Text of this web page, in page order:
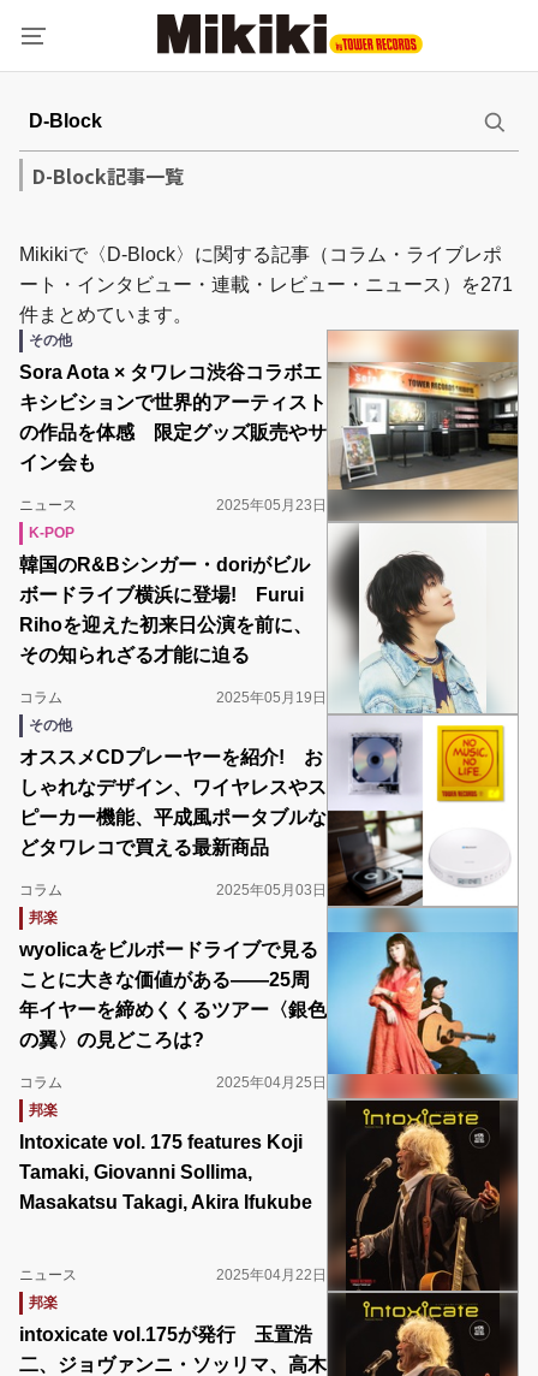
D-Block記事一覧
Mikikiで〈D-Block〉に関する記事（コラム・ライブレポ
ート・インタビュー・連載・レビュー・ニュース）を271
件まとめています。
その他
Sora Aota × タワレコ渋谷コラボエ
キシビションで世界的アーティスト
の作品を体感 限定グッズ販売やサ
イン会も
ニュース
2025年05月23日
K-POP
韓国のR&Bシンガー・doriがビル
ボードライブ横浜に登場! Furui
Rihoを迎えた初来日公演を前に、
その知られざる才能に迫る
コラム
2025年05月19日
その他
オススメCDプレーヤーを紹介! お
しゃれなデザイン、ワイヤレスやス
ピーカー機能、平成風ポータブルな
どタワレコで買える最新商品
コラム
2025年05月03日
邦楽
wyolicaをビルボードライブで見る
ことに大きな価値がある――25周
年イヤーを締めくくるツアー〈銀色
の翼〉の見どころは?
コラム
2025年04月25日
邦楽
Intoxicate vol. 175 features Koji
Tamaki, Giovanni Sollima,
Masakatsu Takagi, Akira Ifukube
ニュース
2025年04月22日
邦楽
intoxicate vol.175が発行 玉置浩
二、ジョヴァンニ・ソッリマ、高木